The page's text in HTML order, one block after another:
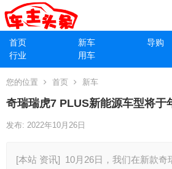
首页 新车 导购
行业
用车
您的位置 首页 新车
奇瑞瑞虎7 PLUS新能源车型将于
发布: 2022年10月26日
[本站 资讯] 10月26日，我们在新款奇